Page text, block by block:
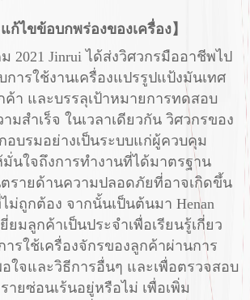
ก้ไขข้อบกพร่องของเครื่อง】
2021 Jinrui ได้ส่งวิศวกรมืออาชีพไป
ารใช้งานเครื่องแปรรูปแป้งมันเทศ
า และบรรลุเป้าหมายการทดสอบ
มสำเร็จ ในเวลาเดียวกัน วิศวกรของ
อบรมอย่างเป็นระบบแก่ผู้ควบคุม
มั่นใจถึงการทำงานที่ได้มาตรฐาน
รายด้านความปลอดภัยที่อาจเกิดขึ้น
ม่ถูกต้อง จากนั้นเป็นต้นมา Henan
ยมลูกค้าเป็นประจำเพื่อเรียนรู้เกี่ยว
รใช้เครื่องจักรของลูกค้าผ่านการ
ใจและวิธีการอื่นๆ และเพื่อตรวจสอบ
ยซ่อนเร้นอยู่หรือไม่ เพื่อเพิ่ม